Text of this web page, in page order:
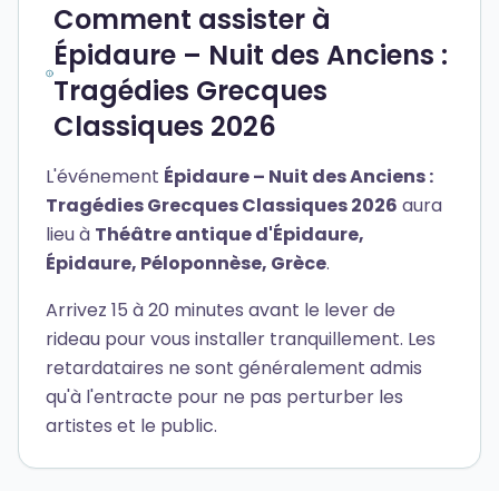
Comment assister à
Épidaure – Nuit des Anciens :
Tragédies Grecques
Classiques 2026
L'événement Épidaure – Nuit des Anciens :
Tragédies Grecques Classiques 2026 aura
lieu à Théâtre antique d'Épidaure,
Épidaure, Péloponnèse, Grèce.
Arrivez 15 à 20 minutes avant le lever de
rideau pour vous installer tranquillement. Les
retardataires ne sont généralement admis
qu'à l'entracte pour ne pas perturber les
artistes et le public.